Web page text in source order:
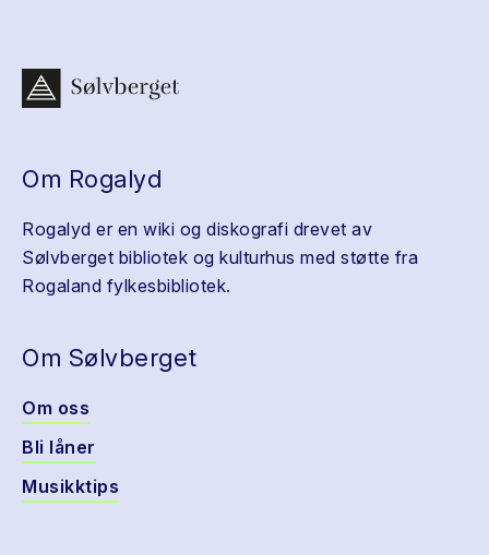
Om Rogalyd
Rogalyd er en wiki og diskografi drevet av
Sølvberget bibliotek og kulturhus med støtte fra
Rogaland fylkesbibliotek.
Om Sølvberget
Om oss
Bli låner
Musikktips